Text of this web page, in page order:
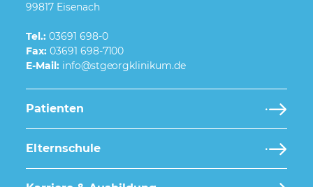
99817 Eisenach
Tel.: 03691 698-0
Fax: 03691 698-7100
E-Mail:
Patienten
Elternschule